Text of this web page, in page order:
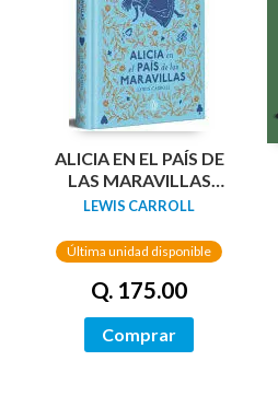
ALICIA EN EL PAÍS DE
LAS MARAVILLAS
(EDICIÓN LIMITADA
PINTADOS)
LEWIS CARROLL
Última unidad disponible
Q. 175.00
Comprar